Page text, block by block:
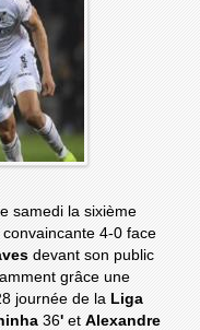
samedi la sixième
4-0 face
devant son public
grâce une
journée de la Liga
36'etAlexandre